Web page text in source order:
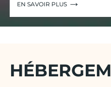
EN SAVOIR PLUS